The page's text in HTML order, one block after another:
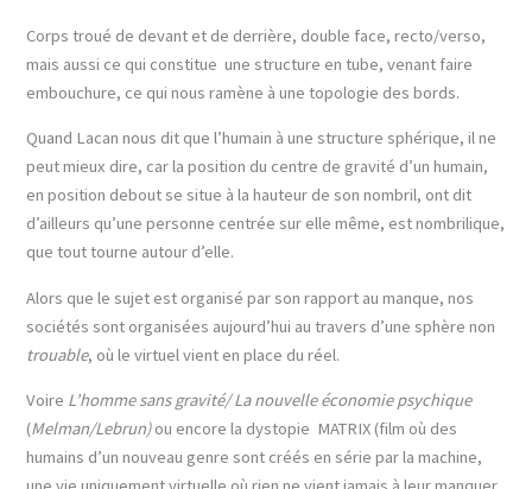
Corps troué de devant et de derrière, double face, recto/verso,
mais aussi ce qui constitue une structure en tube, venant faire
embouchure, ce qui nous ramène à une topologie des bords.
Quand Lacan nous dit que l’humain à une structure sphérique, il ne
peut mieux dire, car la position du centre de gravité d’un humain,
en position debout se situe à la hauteur de son nombril, ont dit
d’ailleurs qu’une personne centrée sur elle même, est nombrilique,
que tout tourne autour d’elle.
Alors que le sujet est organisé par son rapport au manque, nos
sociétés sont organisées aujourd’hui au travers d’une sphère non
trouable, où le virtuel vient en place du réel.
Voire L’homme sans gravité/ La nouvelle économie psychique
(Melman/Lebrun)ou encore la dystopie MATRIX (film où des
humains d’un nouveau genre sont créés en série par la machine,